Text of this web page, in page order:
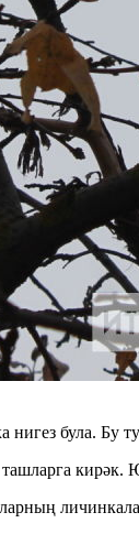
нигез була. Бу
кирәк.